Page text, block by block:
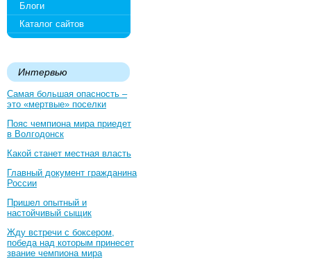
Блоги
Каталог сайтов
Интервью
Самая большая опасность –
это «мертвые» поселки
Пояс чемпиона мира приедет
в Волгодонск
Какой станет местная власть
Главный документ гражданина
России
Пришел опытный и
настойчивый сыщик
Жду встречи с боксером,
победа над которым принесет
звание чемпиона мира